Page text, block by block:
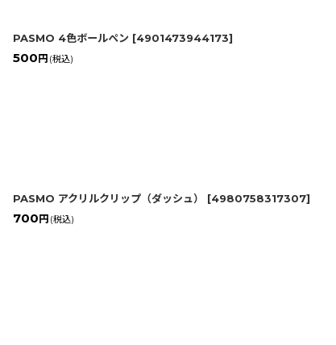
PASMO 4色ボールペン [4901473944173]
500 円 (税込)
PASMO アクリルクリップ（ダッシュ） [4980758317307]
700 円 (税込)